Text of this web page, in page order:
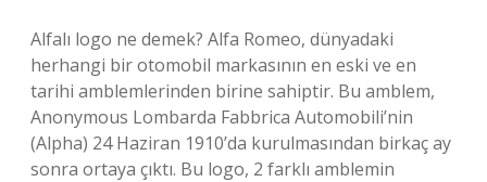
Alfalı logo ne demek? Alfa Romeo, dünyadaki
herhangi bir otomobil markasının en eski ve en
tarihi amblemlerinden birine sahiptir. Bu amblem,
Anonymous Lombarda Fabbrica Automobili’nin
(Alpha) 24 Haziran 1910’da kurulmasından birkaç ay
sonra ortaya çıktı. Bu logo, 2 farklı amblemin